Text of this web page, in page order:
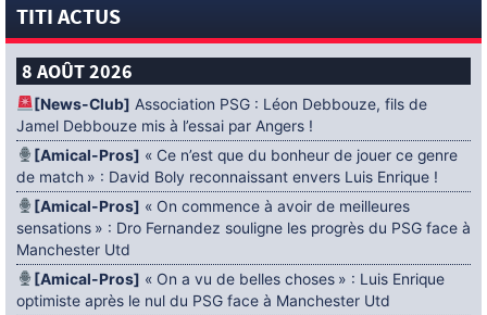
TITI ACTUS
8 AOÛT 2026
[News-Club] Association PSG : Léon Debbouze, fils de
Jamel Debbouze mis à l’essai par Angers !
[Amical-Pros] « Ce n’est que du bonheur de jouer ce genre
de match » : David Boly reconnaissant envers Luis Enrique !
[Amical-Pros] « On commence à avoir de meilleures
sensations » : Dro Fernandez souligne les progrès du PSG face à
Manchester Utd
[Amical-Pros] « On a vu de belles choses » : Luis Enrique
optimiste après le nul du PSG face à Manchester Utd